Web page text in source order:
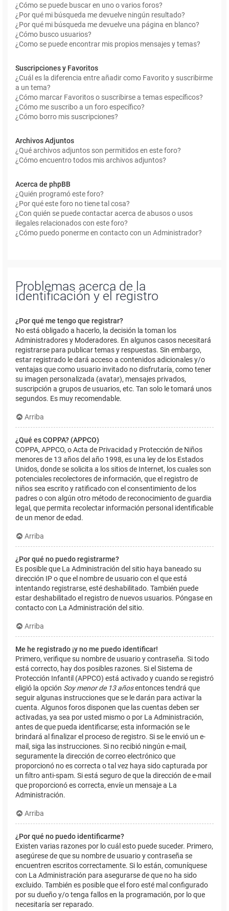
¿Cómo se puede buscar en uno o varios foros?
¿Por qué mi búsqueda me devuelve ningún resultado?
¿Por qué mi búsqueda me devuelve una página en blanco?
¿Cómo busco usuarios?
¿Como se puede encontrar mis propios mensajes y temas?
Suscripciones y Favoritos
¿Cuál es la diferencia entre añadir como Favorito y suscribirme
a un tema?
¿Cómo marcar Favoritos o suscribirse a temas específicos?
¿Cómo me suscribo a un foro específico?
¿Cómo borro mis suscripciones?
Archivos Adjuntos
¿Qué archivos adjuntos son permitidos en este foro?
¿Cómo encuentro todos mis archivos adjuntos?
Acerca de phpBB
¿Quién programó este foro?
¿Por qué este foro no tiene tal cosa?
¿Con quién se puede contactar acerca de abusos o usos
ilegales relacionados con este foro?
¿Cómo puedo ponerme en contacto con un Administrador?
Problemas acerca de la
identificación y el registro
¿Por qué me tengo que registrar?
No está obligado a hacerlo, la decisión la toman los
Administradores y Moderadores. En algunos casos necesitará
registrarse para publicar temas y respuestas. Sin embargo,
estar registrado le dará acceso a contenidos adicionales y/o
ventajas que como usuario invitado no disfrutaría, como tener
su imagen personalizada (avatar), mensajes privados,
suscripción a grupos de usuarios, etc. Tan solo le tomará unos
segundos. Es muy recomendable.
Arriba
¿Qué es COPPA? (APPCO)
COPPA, APPCO, o Acta de Privacidad y Protección de Niños
menores de 13 años del año 1998, es una ley de los Estados
Unidos, donde se solicita a los sitios de Internet, los cuales son
potenciales recolectores de información, que el registro de
niños sea escrito y ratificado con el consentimiento de los
padres o con algún otro método de reconocimiento de guardia
legal, que permita recolectar información personal identificable
de un menor de edad.
Arriba
¿Por qué no puedo registrarme?
Es posible que La Administración del sitio haya baneado su
dirección IP o que el nombre de usuario con el que está
intentando registrarse, esté deshabilitado. También puede
estar deshabilitado el registro de nuevos usuarios. Póngase en
contacto con La Administración del sitio.
Arriba
Me he registrado ¡y no me puedo identificar!
Primero, verifique su nombre de usuario y contraseña. Si todo
está correcto, hay dos posibles razones. Si el Sistema de
Protección Infantil (APPCO) está activado y cuando se registró
eligió la opción Soy menor de 13 añosentonces tendrá que
seguir algunas instrucciones que se le darán para activar la
cuenta. Algunos foros disponen que las cuentas deben ser
activadas, ya sea por usted mismo o por La Administración,
antes de que pueda identificarse; esta información se le
brindará al finalizar el proceso de registro. Si se le envió un e-
mail, siga las instrucciones. Si no recibió ningún e-mail,
seguramente la dirección de correo electrónico que
proporcionó no es correcta o tal vez haya sido capturada por
un filtro anti-spam. Si está seguro de que la dirección de e-mail
que proporcionó es correcta, envíe un mensaje a La
Administración.
Arriba
¿Por qué no puedo identificarme?
Existen varias razones por lo cuál esto puede suceder. Primero,
asegúrese de que su nombre de usuario y contraseña se
encuentren escritos correctamente. Si lo están, comuníquese
con La Administración para asegurarse de que no ha sido
excluido. También es posible que el foro esté mal configurado
por su dueño y/o tenga fallos en la programación, por lo que
necesitaría ser reparado.